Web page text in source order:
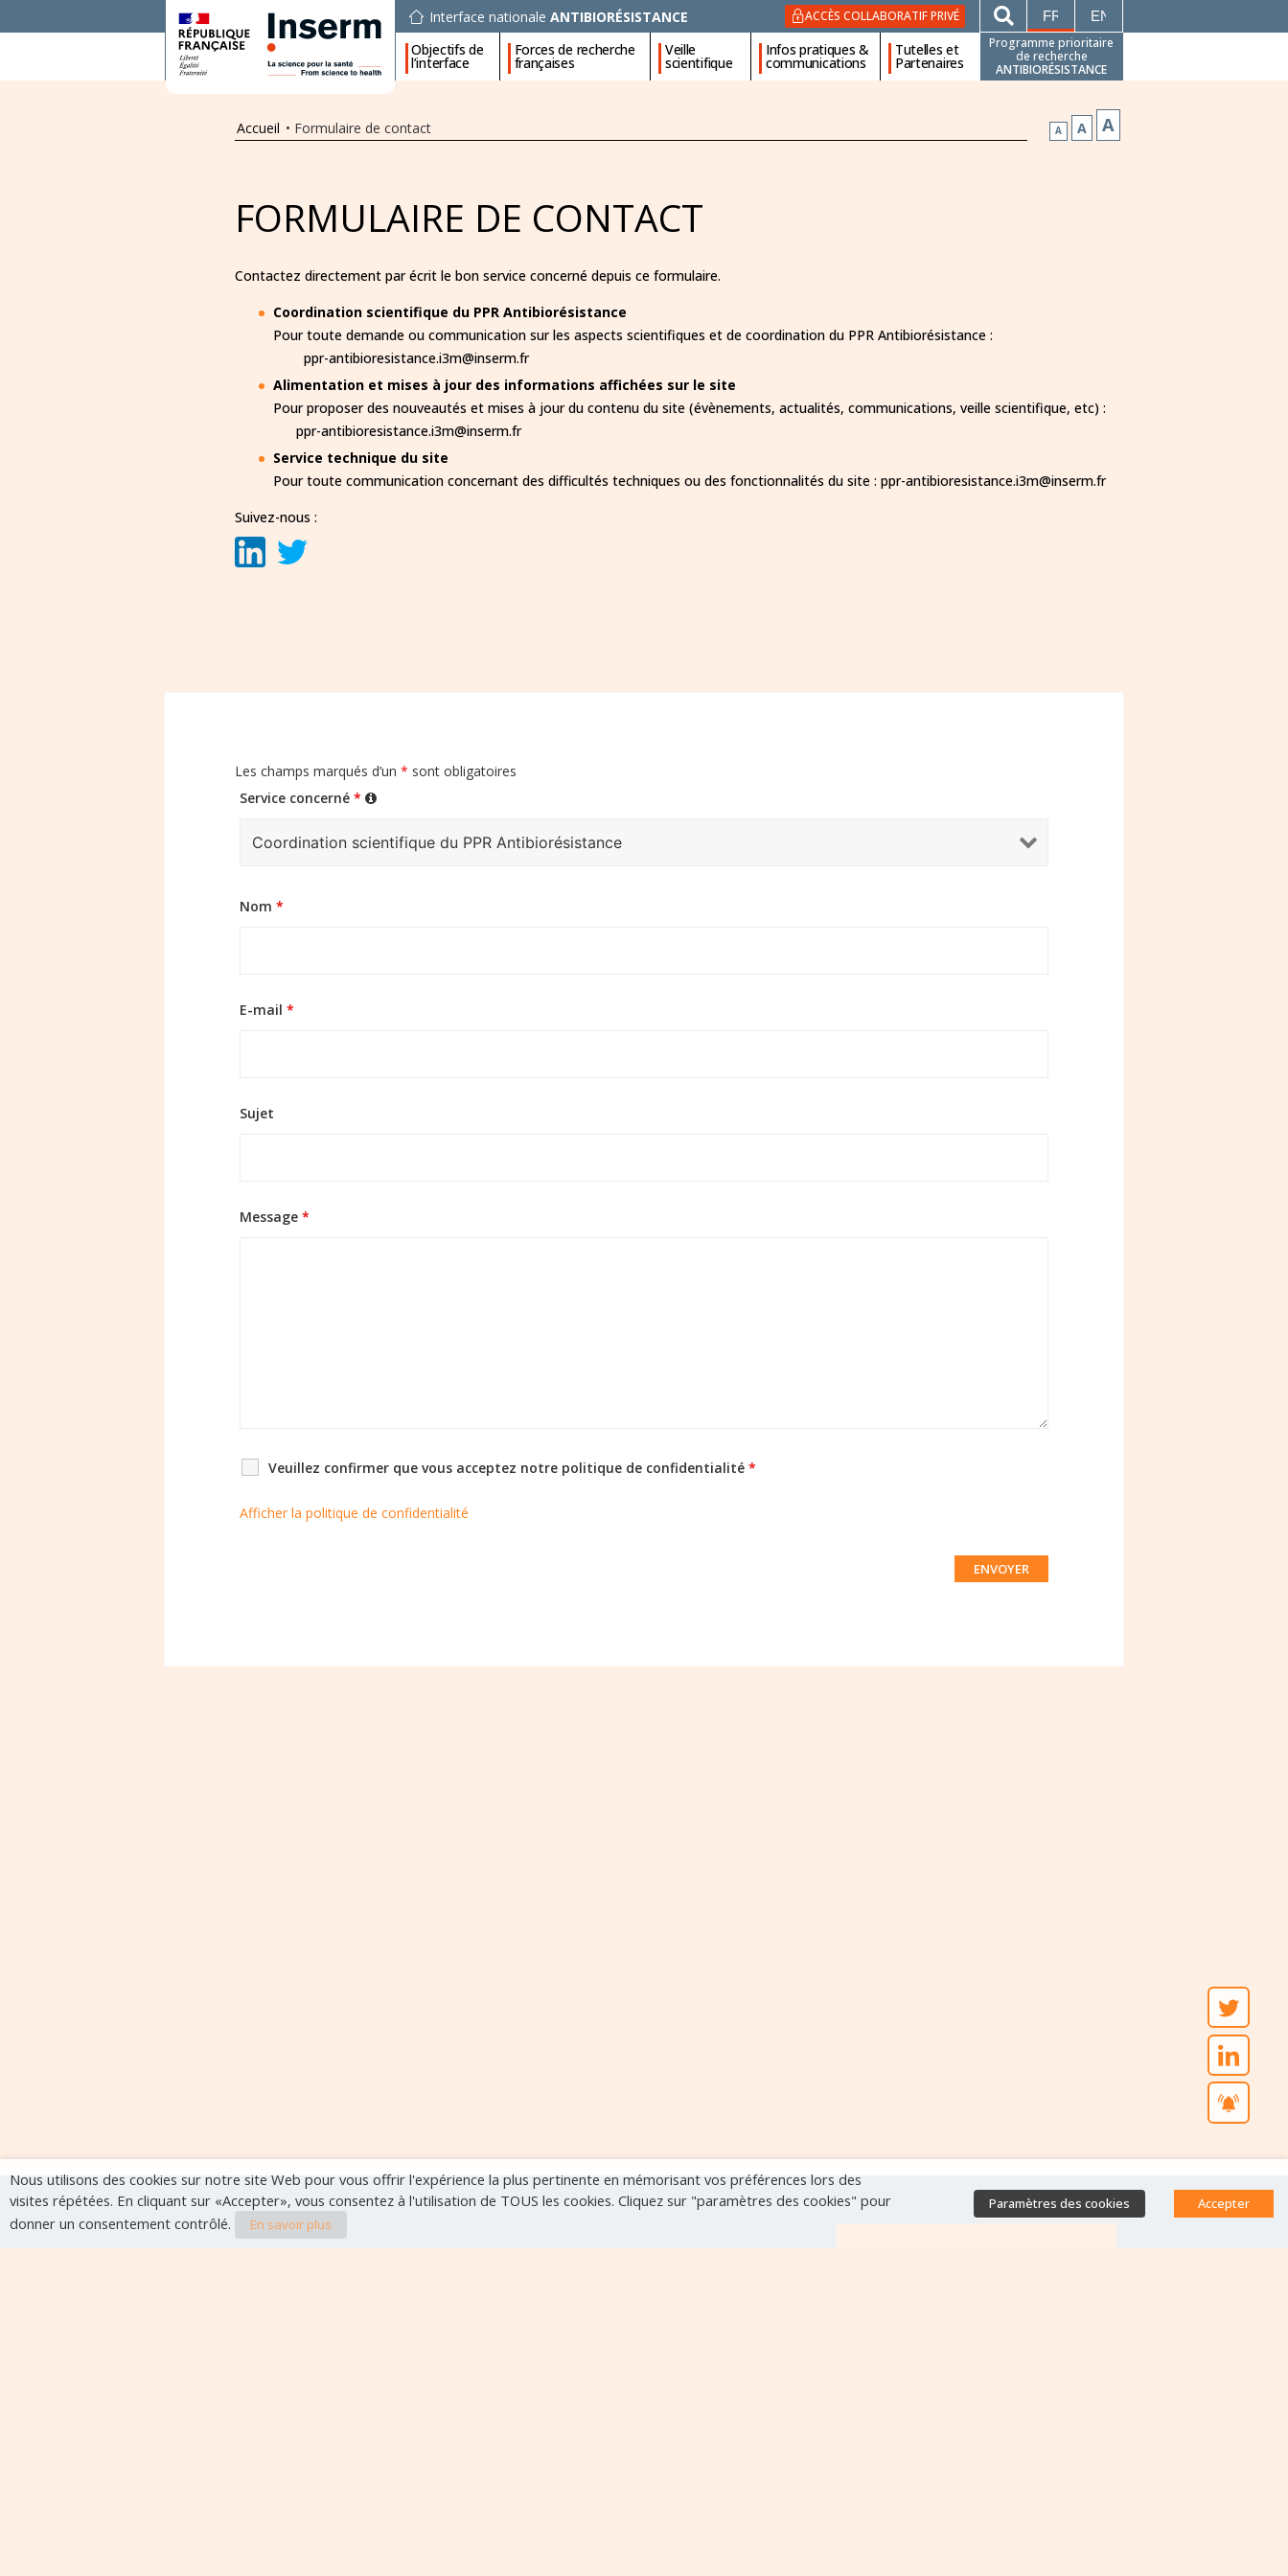
Interface nationale ANTIBIORÉSISTANCE ACCÈS COLLABORATIF PRIVÉ FRANÇAISENGLISH
Objectifs de
l’interface
Forces de recherche
françaises
Veille
scientifique
Infos pratiques &
communications
Tutelles et
Partenaires
Programme prioritaire
de recherche
ANTIBIORÉSISTANCE
Accueil • Formulaire de contact A A A
FORMULAIRE DE CONTACT
Contactez directement par écrit le bon service concerné depuis ce formulaire.
Coordination scientifique du PPR Antibiorésistance
Pour toute demande ou communication sur les aspects scientifiques et de coordination du PPR Antibiorésistance :
ppr-antibioresistance.i3m@inserm.fr
Alimentation et mises à jour des informations affichées sur le site
Pour proposer des nouveautés et mises à jour du contenu du site (évènements, actualités, communications, veille scientifique, etc) :
ppr-antibioresistance.i3m@inserm.fr
Service technique du site
Pour toute communication concernant des difficultés techniques ou des fonctionnalités du site : ppr-antibioresistance.i3m@inserm.fr
Suivez-nous :
Les champs marqués d’un * sont obligatoires
Service concerné *
Nom *
E-mail *
Sujet
Message *
Veuillez confirmer que vous acceptez notre politique de confidentialité *
Afficher la politique de confidentialité
Nous utilisons des cookies sur notre site Web pour vous offrir l'expérience la plus pertinente en mémorisant vos préférences lors des
visites répétées. En cliquant sur «Accepter», vous consentez à l'utilisation de TOUS les cookies. Cliquez sur "paramètres des cookies" pour
donner un consentement contrôlé.
En savoir plus
Paramètres des cookies Accepter